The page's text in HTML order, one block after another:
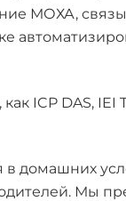
МОХА,
ICP DAS, IEI
в домашних
Мы